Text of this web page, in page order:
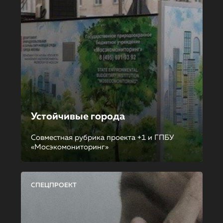
Устойчивые города
Совместная рубрика проекта +1 и ГПБУ
«Мосэкомониторинг»
СПЕЦПРОЕКТ